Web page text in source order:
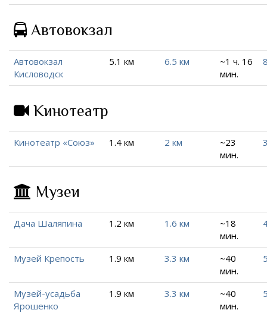
Автовокзал
Автовокзал
Кисловодск
5.1 км 6.5 км
~1 ч. 16
мин.
Кинотеатр
Кинотеатр «Союз» 1.4 км 2 км
~23
мин.
Музеи
Дача Шаляпина 1.2 км 1.6 км
~18
мин.
Музей Крепость 1.9 км 3.3 км
~40
мин.
Музей-усадьба
Ярошенко
1.9 км 3.3 км
~40
мин.